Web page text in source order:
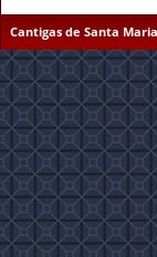
Cantigas de Santa